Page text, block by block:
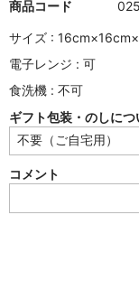
FUGA
STRAWBERRY
錆ネズシリーズ
SABINEZU
花びらシリーズ
商品コード
サイズ :
電子レンジ : 可
食洗機 : 不可
ギフト包装・のしにつ
コメント